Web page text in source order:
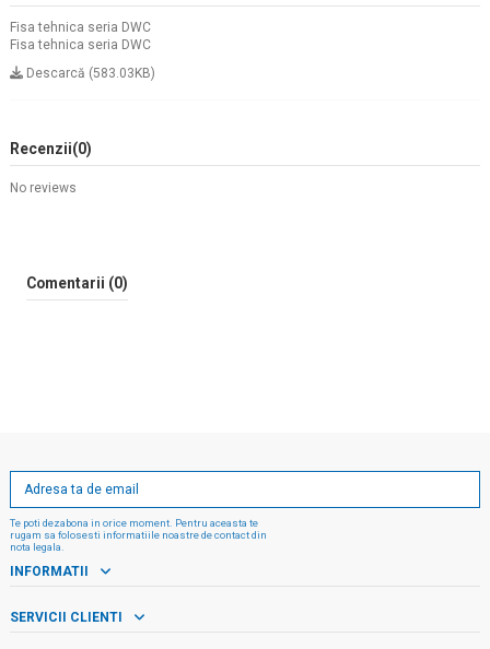
Fisa tehnica seria DWC
Fisa tehnica seria DWC
Descarcă (583.03KB)
Recenzii(0)
No reviews
Comentarii (0)
Te poti dezabona in orice moment. Pentru aceasta te
rugam sa folosesti informatiile noastre de contact din
nota legala.
INFORMATII
SERVICII CLIENTI